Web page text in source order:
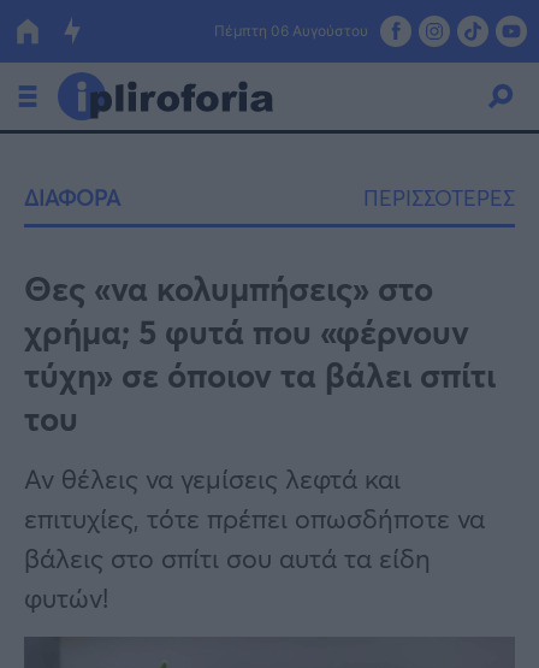
Πέμπτη 06 Αυγούστου
Οικονομία
Πολιτική
Τράπεζες
Επιδοτήσεις
Κόσμος
Lifestyle
Αθλητικά
Υγεία
Γυναίκα
ΔΙΑΦΟΡΑ ΠΕΡΙΣΣΟΤΕΡΕΣ
Θες «να κολυμπήσεις» στο
χρήμα; 5 φυτά που «φέρνουν
τύχη» σε όποιον τα βάλει σπίτι
του
Αν θέλεις να γεμίσεις λεφτά και
επιτυχίες, τότε πρέπει οπωσδήποτε να
βάλεις στο σπίτι σου αυτά τα είδη
φυτών!